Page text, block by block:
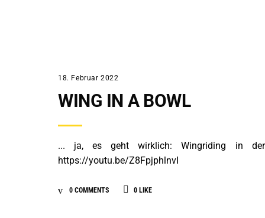
18. Februar 2022
WING IN A BOWL
... ja, es geht wirklich: Wingriding in
https://youtu.be/Z8FpjphlnvI
0 COMMENTS 0 LIKE